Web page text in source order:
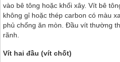
vào bê tông hoặc khối xây. Vít bê
không gỉ hoặc thép carbon có màu
phủ chống ăn mòn. Đầu vít thường
rãnh.
Vít hai đầu (vít chốt)